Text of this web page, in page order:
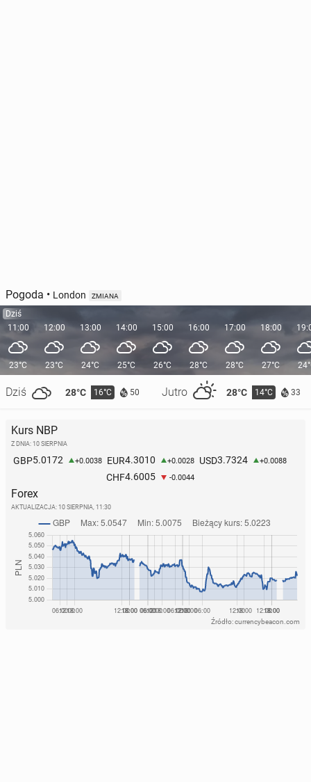
Pogoda • London ZMIANA
Dziś
11:00
23°C
Dziś 28°C 16°C 50 Jutro 28°C 14°C 33
12:00
23°C
13:00
24°C
14:00
25°C
15:00
26°C
16:00
28°C
17:00
28°C
18:00
27°C
Kurs NBP
Z DNIA: 10 SIERPNIA
GBP5.0172 +0.0038 EUR4.3010 +0.0028 USD3.7324 +0.0088
CHF4.6005 -0.0044
Forex
AKTUALIZACJA: 10 SIERPNIA, 11:30
Źródło: currencybeacon.com